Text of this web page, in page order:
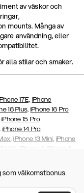
av väskor och
mounts. Många av
användning, eller
alla stilar och smaker.
17E, iPhone
16 Plus, iPhone 16 Pro
iPhone 15 Pro
iPhone 14 Pro
,iPhone 13 Mini, iPhone
Mini iPhone 11
iPhone 11
iPhone 7
5s/SE ,
Galaxy S25+,Galaxy S25
som välkomstbonus